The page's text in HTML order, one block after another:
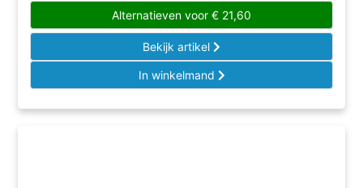
Alternatieven voor € 21,60
Bekijk artikel
In winkelmand